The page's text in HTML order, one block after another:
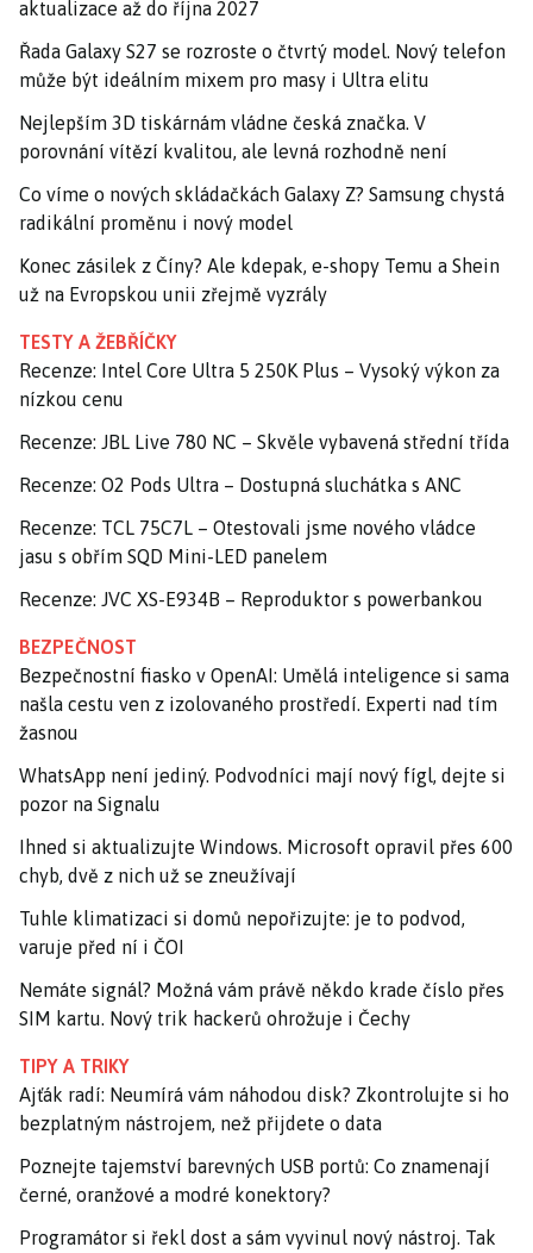
aktualizace až do října 2027
Řada Galaxy S27 se rozroste o čtvrtý model. Nový telefon
může být ideálním mixem pro masy i Ultra elitu
Nejlepším 3D tiskárnám vládne česká značka. V
porovnání vítězí kvalitou, ale levná rozhodně není
Co víme o nových skládačkách Galaxy Z? Samsung chystá
radikální proměnu i nový model
Konec zásilek z Číny? Ale kdepak, e-shopy Temu a Shein
už na Evropskou unii zřejmě vyzrály
TESTY A ŽEBŘÍČKY
Recenze: Intel Core Ultra 5 250K Plus – Vysoký výkon za
nízkou cenu
Recenze: JBL Live 780 NC – Skvěle vybavená střední třída
Recenze: O2 Pods Ultra – Dostupná sluchátka s ANC
Recenze: TCL 75C7L – Otestovali jsme nového vládce
jasu s obřím SQD Mini-LED panelem
Recenze: JVC XS-E934B – Reproduktor s powerbankou
BEZPEČNOST
Bezpečnostní fiasko v OpenAI: Umělá inteligence si sama
našla cestu ven z izolovaného prostředí. Experti nad tím
žasnou
WhatsApp není jediný. Podvodníci mají nový fígl, dejte si
pozor na Signalu
Ihned si aktualizujte Windows. Microsoft opravil přes 600
chyb, dvě z nich už se zneužívají
Tuhle klimatizaci si domů nepořizujte: je to podvod,
varuje před ní i ČOI
Nemáte signál? Možná vám právě někdo krade číslo přes
SIM kartu. Nový trik hackerů ohrožuje i Čechy
TIPY A TRIKY
Ajťák radí: Neumírá vám náhodou disk? Zkontrolujte si ho
bezplatným nástrojem, než přijdete o data
Poznejte tajemství barevných USB portů: Co znamenají
černé, oranžové a modré konektory?
Programátor si řekl dost a sám vyvinul nový nástroj. Tak